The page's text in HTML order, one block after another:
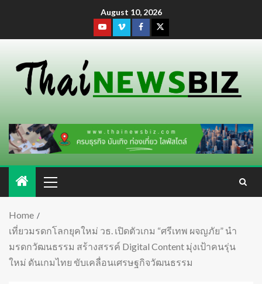
August 10, 2026
Home
เที่ยวมรดกโลกยุคใหม่ วธ. เปิดตัวเกม “ศรีเทพ ผจญภัย” นำ
มรดกวัฒนธรรม สร้างสรรค์ Digital Content มุ่งเป้าคนรุ่น
ใหม่ ดันเกมไทย ขับเคลื่อนเศรษฐกิจวัฒนธรรม